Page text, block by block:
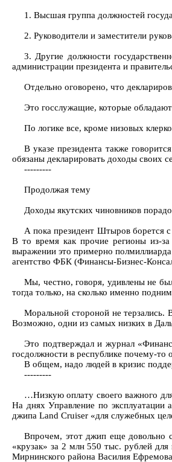
1. Высшая группа должностей
2. Руководители и заместители
3. Другие должности
администрации президента и
Отдельно оговорено, что
Это госслужащие, которые
По логике все, кроме низовых
В указе президента также
обязаны декларировать доходы своих
---------
Продолжая тему
Доходы якутских чиновников
А пока президент Штыров борется
В то время как прочие регионы из-
выражении это примерно
агентство ФБК (Финансы-Бизнес-
Мы, честно, говоря, удивлены не
тогда только, на сколько именно
Моральной стороной не терзались.
Возможно, одни из самых низких в
Это подтверждал и журнал
госдолжности в республике почему-то
В общем, надо людей в кризис
---------
…Низкую оплату своего важного
На днях Управление по эксплуатации
джипа Land Cruiser «для служебных
Впрочем, этот джип еще довольно
«крузак» за 2 млн 550 тыс. рублей
Мирнинского района Василия